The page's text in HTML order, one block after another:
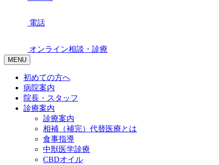
電話
オンライン相談・診療
MENU
初めての方へ
病院案内
院長・スタッフ
診療案内
診療案内
相補（補完）代替医療とは
食事指導
中獣医学診療
CBDオイル